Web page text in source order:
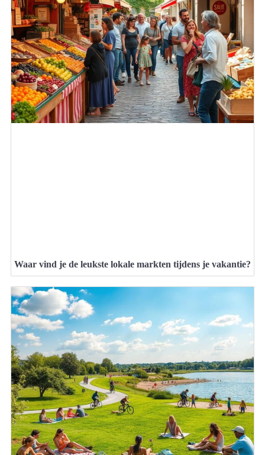
Waar vind je de leukste lokale markten tijdens je vakantie?